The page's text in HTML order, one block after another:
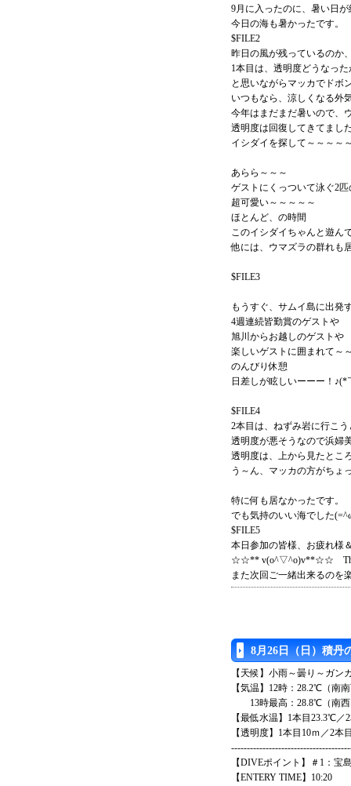
9月に入ったのに、暑い日
今日の海も暑かったです。
$FILE2
昨日の風が残っているのか
1本目は、透明度どうなっ
と思いながらマッカでドボ
いつもなら、涼しくなる外
今年はまだまだ暑いので、
透明度は回復してきてまし
イシダイを探して～～～～
あらら～～～
ゲストにくっついて泳ぐ2
超可愛い～～～～～
ほとんど、の時間
このイシダイちゃんと遊ん
他には、ウマズラの群れも
$FILE3
もうすぐ、サムイ島に出発
4週連続皆勤賞のゲストや
旭川からお越しのゲストや
楽しいゲストに囲まれて～
のんびり休憩
日差しが眩しいーーー！♪(*
$FILE4
2本目は、ねずみ岩に行こ
透明度が悪そうなので浜婦
透明度は、上から見たとこ
う～ん、マッカの方がちょ
特に何も居なかったです。
でも気持のいい海でした
$FILE5
本日参加の皆様、お疲れ様
☆☆** v(o^▽^o)v**☆☆
また次回ご一緒出来るのを
8月26日（日）積丹
【天候】小雨～曇り～ガン
【気温】12時：28.2℃（南
13時最高：28.8℃（南西
【最低水温】1本目23.3℃／
【透明度】1本目10ｍ／2本
【DIVEポイント】＃1：宝
【ENTERY TIME】10:20